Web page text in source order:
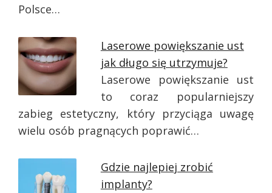
Polsce…
Laserowe powiększanie ust
jak długo się utrzymuje?
Laserowe powiększanie ust
to coraz popularniejszy
zabieg estetyczny, który przyciąga uwagę
wielu osób pragnących poprawić…
Gdzie najlepiej zrobić
implanty?